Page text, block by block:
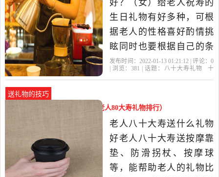
各式各样，那么在女性老
人70大寿
好？（女）给老人祝寿的
生日礼物有好多种，可根
据老人的性格喜好酌情挑
眩同时也要根据自己的条
件 一、传统寿品类 1、寿
大小，多为金色、红色 2、
寿联：祝寿用的对联 3、寿
桃：有的用鲜桃，多数是
用面粉
发布时间：2022-01-13 01:21:12 | 评论： 0
| 浏览：381 | 话题： 八十大寿礼物
十
送礼物的技巧
老人八十大寿送什么礼物好（老人80大寿礼物排行）
老人八十大寿送什么礼物
好老人八十大寿送按摩靠
垫、防滑拐杖、按摩球
等，能帮助老人的礼物比